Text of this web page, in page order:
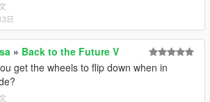
日
» Back to the Future V
get the wheels to flip down when in